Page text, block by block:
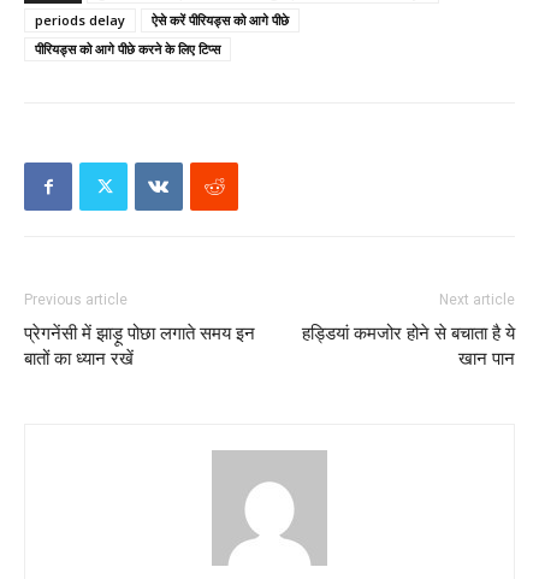
periods delay
ऐसे करें पीरियड्स को आगे पीछे
पीरियड्स को आगे पीछे करने के लिए टिप्स
Previous article
प्रेगनेंसी में झाड़ू पोछा लगाते समय इन
बातों का ध्यान रखें
Next article
हड्डियां कमजोर होने से बचाता है ये
खान पान